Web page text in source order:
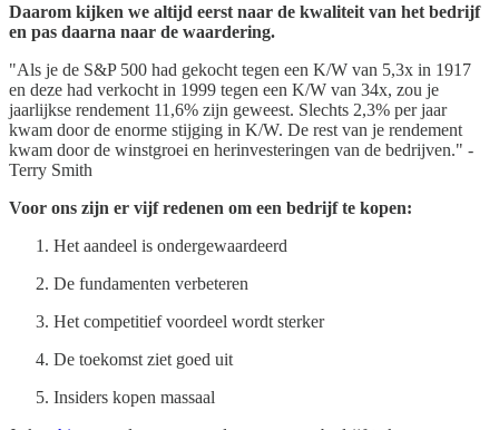
Daarom kijken we altijd eerst naar de kwaliteit van het bedrijf
en pas daarna naar de waardering.
"Als je de S&P 500 had gekocht tegen een K/W van 5,3x in 1917
en deze had verkocht in 1999 tegen een K/W van 34x, zou je
jaarlijkse rendement 11,6% zijn geweest. Slechts 2,3% per jaar
kwam door de enorme stijging in K/W. De rest van je rendement
kwam door de winstgroei en herinvesteringen van de bedrijven." -
Terry Smith
Voor ons zijn er vijf redenen om een bedrijf te kopen:
Het aandeel is ondergewaardeerd
De fundamenten verbeteren
Het competitief voordeel wordt sterker
De toekomst ziet goed uit
Insiders kopen massaal